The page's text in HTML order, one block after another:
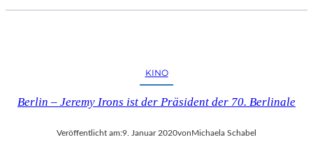
KINO
Berlin – Jeremy Irons ist der Präsident der 70. Berlinale
Veröffentlicht am:9. Januar 2020vonMichaela Schabel